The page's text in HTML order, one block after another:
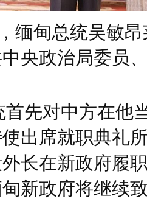
缅甸总统吴敏
央政治局委员
首先对中方在他
出席就职典礼
长在新政府履
新政府将继续